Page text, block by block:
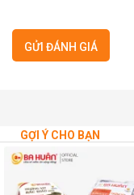
GỢI Ý CHO BẠN